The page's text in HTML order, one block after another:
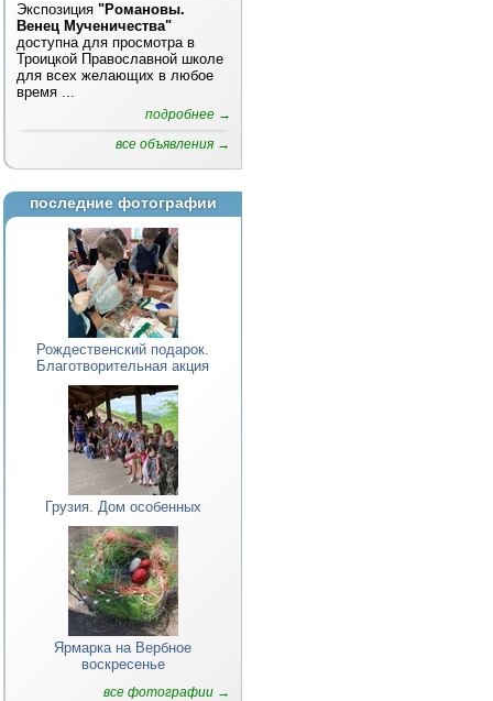
Экспозиция "Романовы.
Венец Мученичества"
доступна для просмотра в
Троицкой Православной школе
для всех желающих в любое
время ...
подробнее →
все объявления →
последние фотографии
Рождественский подарок.
Благотворительная акция
Грузия. Дом особенных
Ярмарка на Вербное
воскресенье
все фотографии →